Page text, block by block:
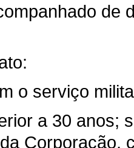
de
o serviço
a 30 anos;
Corporação,